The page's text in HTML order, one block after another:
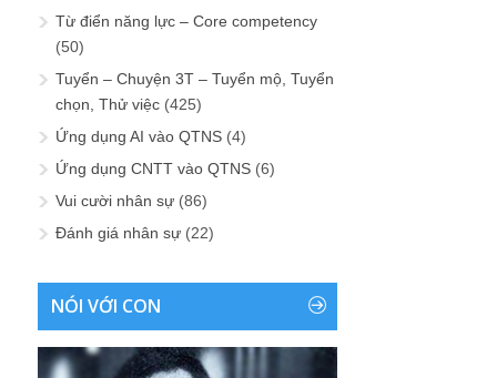
Từ điển năng lực – Core competency
(50)
Tuyển – Chuyện 3T – Tuyển mộ, Tuyển
chọn, Thử việc (425)
Ứng dụng AI vào QTNS (4)
Ứng dụng CNTT vào QTNS (6)
Vui cười nhân sự (86)
Đánh giá nhân sự (22)
NÓI VỚI CON